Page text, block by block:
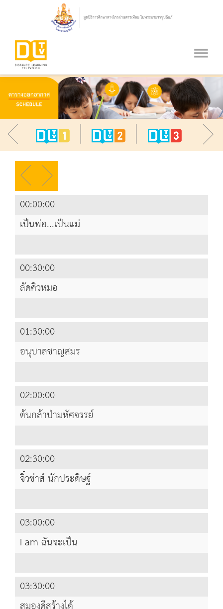
00:00:00
เป็นพ่อ...เป็นแม่
00:30:00
ลัดคิวหมอ
01:30:00
อนุบาลชาญสมร
02:00:00
ต้นกล้าป่ามหัศจรรย์
02:30:00
จิ๋วซ่าส์ นักประดิษฐ์
03:00:00
I am ฉันจะเป็น
03:30:00